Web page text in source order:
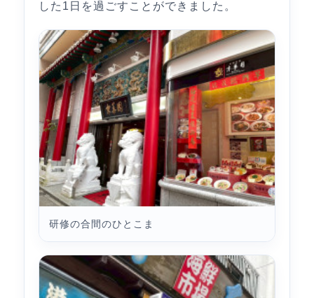
した1日を過ごすことができました。
研修の合間のひとこま